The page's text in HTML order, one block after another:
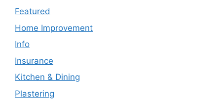
Featured
Home Improvement
Info
Insurance
Kitchen & Dining
Plastering